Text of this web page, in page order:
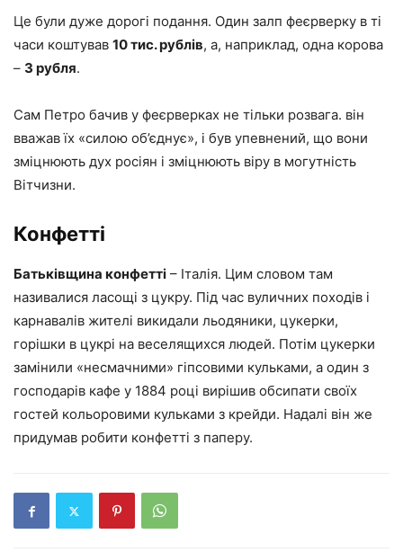
Це були дуже дорогі подання. Один залп феєрверку в ті
часи коштував 10 тис. рублів, а, наприклад, одна корова
– 3 рубля.
Сам Петро бачив у феєрверках не тільки розвага. він
вважав їх «силою об’єднує», і був упевнений, що вони
зміцнюють дух росіян і зміцнюють віру в могутність
Вітчизни.
Конфетті
Батьківщина конфетті – Італія. Цим словом там
називалися ласощі з цукру. Під час вуличних походів і
карнавалів жителі викидали льодяники, цукерки,
горішки в цукрі на веселящихся людей. Потім цукерки
замінили «несмачними» гіпсовими кульками, а один з
господарів кафе у 1884 році вирішив обсипати своїх
гостей кольоровими кульками з крейди. Надалі він же
придумав робити конфетті з паперу.